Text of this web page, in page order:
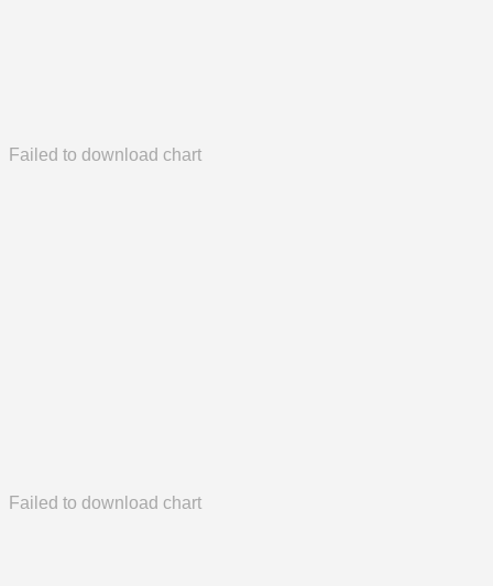
Failed to download chart
Failed to download chart